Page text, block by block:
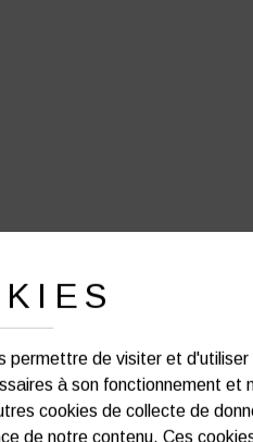
permettre de visiter et d'utiliser
à son fonctionnement et
cookies de collecte de
de notre contenu. Ces